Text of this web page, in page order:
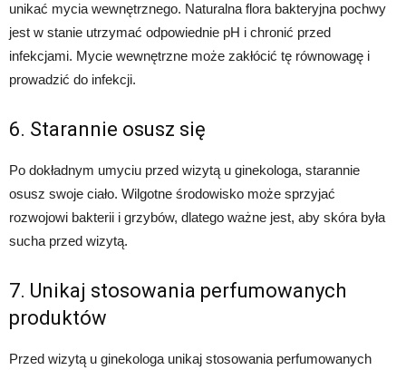
unikać mycia wewnętrznego. Naturalna flora bakteryjna pochwy
jest w stanie utrzymać odpowiednie pH i chronić przed
infekcjami. Mycie wewnętrzne może zakłócić tę równowagę i
prowadzić do infekcji.
6. Starannie osusz się
Po dokładnym umyciu przed wizytą u ginekologa, starannie
osusz swoje ciało. Wilgotne środowisko może sprzyjać
rozwojowi bakterii i grzybów, dlatego ważne jest, aby skóra była
sucha przed wizytą.
7. Unikaj stosowania perfumowanych
produktów
Przed wizytą u ginekologa unikaj stosowania perfumowanych